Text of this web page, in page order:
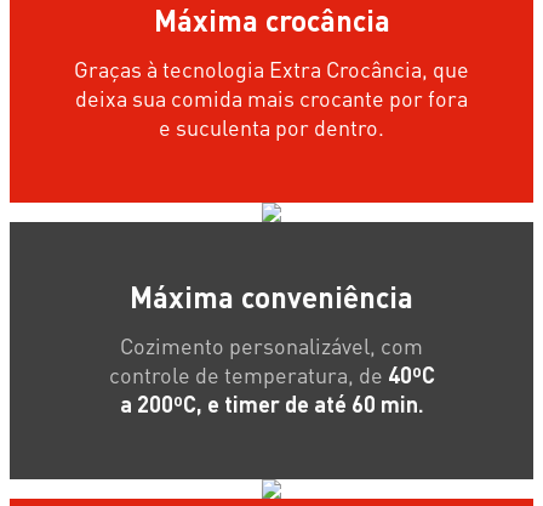
Máxima crocância
Graças à tecnologia Extra Crocância, que
deixa sua comida mais crocante por fora
e suculenta por dentro.
Máxima conveniência
Cozimento personalizável, com
controle de temperatura, de 40ºC
a 200ºC, e timer de até 60 min.